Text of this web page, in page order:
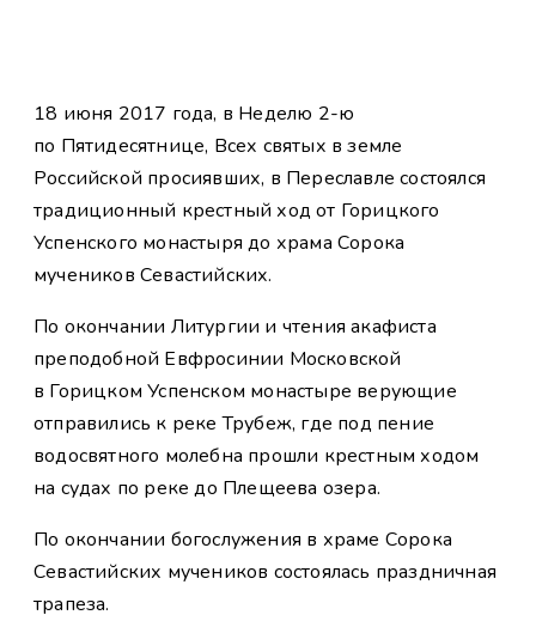
18 июня 2017 года, в Неделю 2-ю
по Пятидесятнице, Всех святых в земле
Российской просиявших, в Переславле состоялся
традиционный крестный ход от Горицкого
Успенского монастыря до храма Сорока
мучеников Севастийских.
По окончании Литургии и чтения акафиста
преподобной Евфросинии Московской
в Горицком Успенском монастыре верующие
отправились к реке Трубеж, где под пение
водосвятного молебна прошли крестным ходом
на судах по реке до Плещеева озера.
По окончании богослужения в храме Сорока
Севастийских мучеников состоялась праздничная
трапеза.